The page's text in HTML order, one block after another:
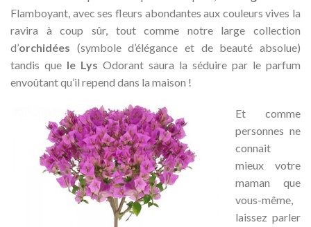
Flamboyant, avec ses fleurs abondantes aux couleurs vives la
ravira à coup sûr, tout comme notre large collection
d’orchidées (symbole d’élégance et de beauté absolue)
tandis que le Lys Odorant saura la séduire par le parfum
envoûtant qu’il repend dans la maison !
Et comme
personnes ne
connait
mieux votre
maman que
vous-même,
laissez parler